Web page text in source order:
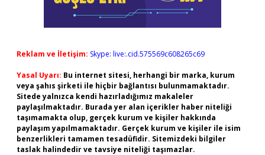
Reklam ve İletişim: Skype: live:.cid.575569c608265c69
Yasal Uyarı: Bu internet sitesi, herhangi bir marka, kurum
veya şahıs şirketi ile hiçbir bağlantısı bulunmamaktadır.
Sitede yalnızca kendi hazırladığımız makaleler
paylaşılmaktadır. Burada yer alan içerikler haber niteliği
taşımamakta olup, gerçek kurum ve kişiler hakkında
paylaşım yapılmamaktadır. Gerçek kurum ve kişiler ile isim
benzerlikleri tamamen tesadüfidir. Sitemizdeki bilgiler
taslak halindedir ve tavsiye niteliği taşımazlar.